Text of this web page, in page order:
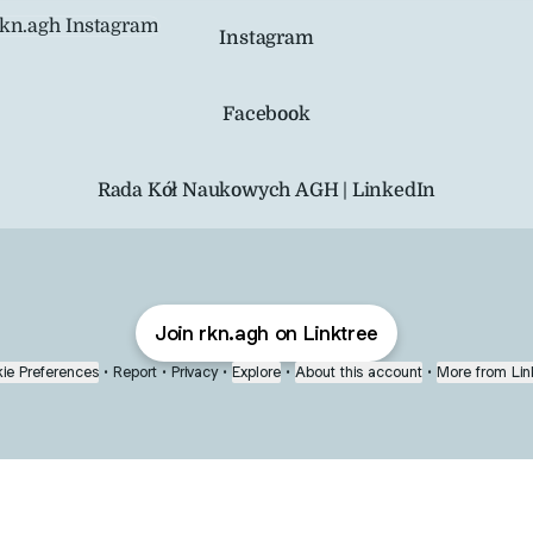
Instagram
Facebook
Rada Kół Naukowych AGH | LinkedIn
Join rkn.agh on Linktree
Preferences • Report • Privacy • Explore • About this account • More from